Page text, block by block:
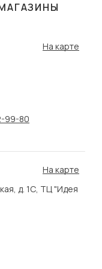
На карте
99-80
На карте
д. 1С, ТЦ "Идея